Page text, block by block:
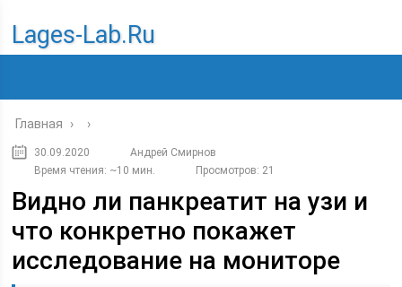
Lages-Lab.ru
Главная › ›
30.09.2020
Андрей Смирнов
Время чтения: ~10 мин.
Просмотров: 21
Видно ли панкреатит на узи и
что конкретно покажет
исследование на мониторе